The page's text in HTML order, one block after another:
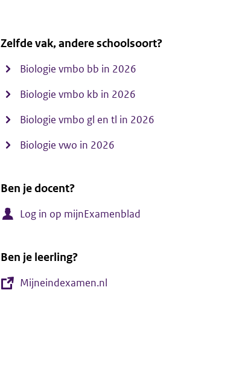
Zelfde vak, andere schoolsoort?
Biologie vmbo bb in 2026
Biologie vmbo kb in 2026
Biologie vmbo gl en tl in 2026
Biologie vwo in 2026
Ben je docent?
Log in op mijnExamenblad
Ben je leerling?
Mijneindexamen.nl